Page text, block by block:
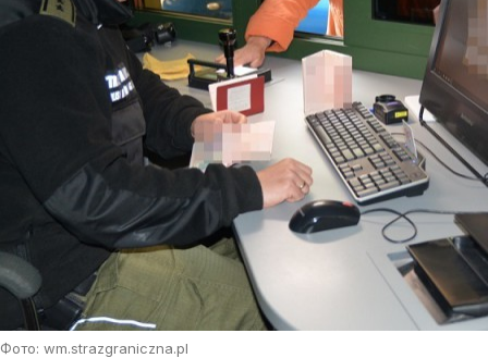
Фото: wm.strazgraniczna.pl